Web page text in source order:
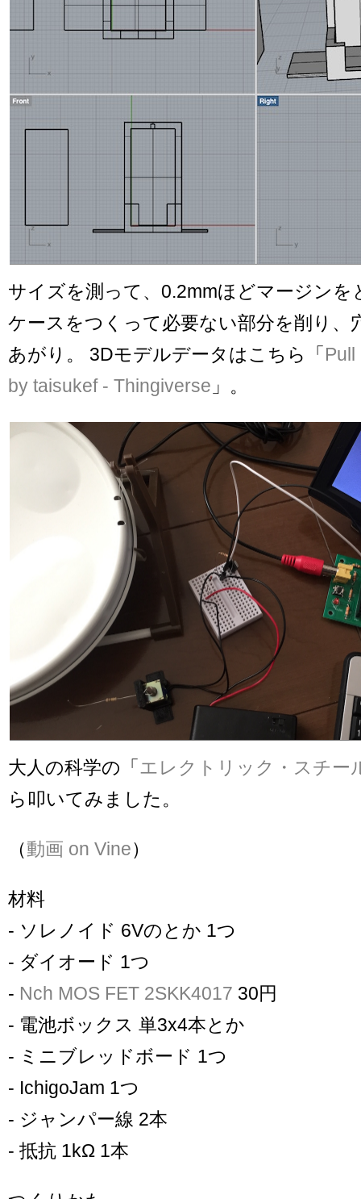
サイズを測って、0.2mmほどマージンを
ケースをつくって必要ない部分を削り、
あがり。 3Dモデルデータはこちら「
by taisukef - Thingiverse 」。
大人の科学の「エレクトリック・スチー
ら叩いてみました。
（動画 on Vine）
材料
- ソレノイド 6Vのとか 1つ
- ダイオード 1つ
- Nch MOS FET 2SKK4017 30円
- 電池ボックス 単3x4本とか
- ミニブレッドボード 1つ
- IchigoJam 1つ
- ジャンパー線 2本
- 抵抗 1kΩ 1本